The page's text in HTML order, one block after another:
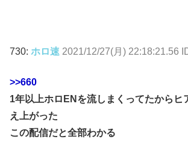
730: ホロ速 2021/12/27(月) 22:18:21.56
>>660
1年以上ホロENを流しまくってたからヒ
え上がった
この配信だと全部わかる